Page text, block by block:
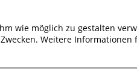
wie möglich zu gestalten
Weitere Informationen